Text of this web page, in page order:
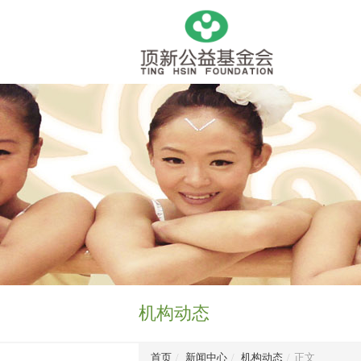
机构动态
首页 / 新闻中心 / 机构动态 / 正文